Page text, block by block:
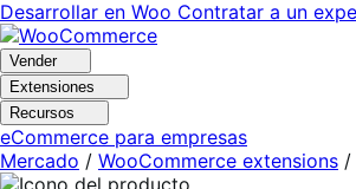
Ir
a
navegación
Saltar
al
contenido
Desarrollar en Woo Contratar a un
Vender
Extensiones
Recursos
eCommerce para empresas
Mercado / WooCommerce extensions /